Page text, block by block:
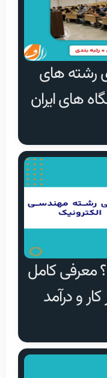
رشته های
های ایران
معرفی کامل
و درآمد